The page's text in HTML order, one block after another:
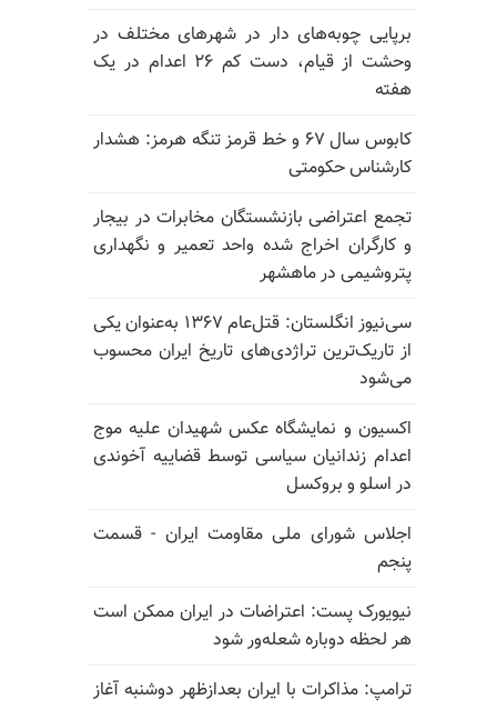
برپایی چوبه‌های دار در شهرهای مختلف در
وحشت از قیام، دست کم ۲۶ اعدام در یک
هفته
کابوس سال ۶۷ و خط قرمز تنگه هرمز: هشدار
کارشناس حکومتی
تجمع اعتراضی بازنشستگان مخابرات در بیجار
و کارگران اخراج شده واحد تعمیر و نگهداری
پتروشیمی در ماهشهر
سی‌نیوز انگلستان: قتل‌عام ۱۳۶۷ به‌عنوان یکی
از تاریک‌ترین تراژدی‌های تاریخ ایران محسوب
می‌شود
اکسیون و نمایشگاه عکس شهیدان علیه موج
اعدام زندانیان سیاسی توسط قضاییه آخوندی
در اسلو و بروکسل
اجلاس شورای ملی مقاومت ایران - قسمت
پنجم
نیویورک پست: اعتراضات در ایران ممکن است
هر لحظه دوباره شعله‌ور شود
ترامپ: مذاکرات با ایران بعدازظهر دوشنبه آغاز